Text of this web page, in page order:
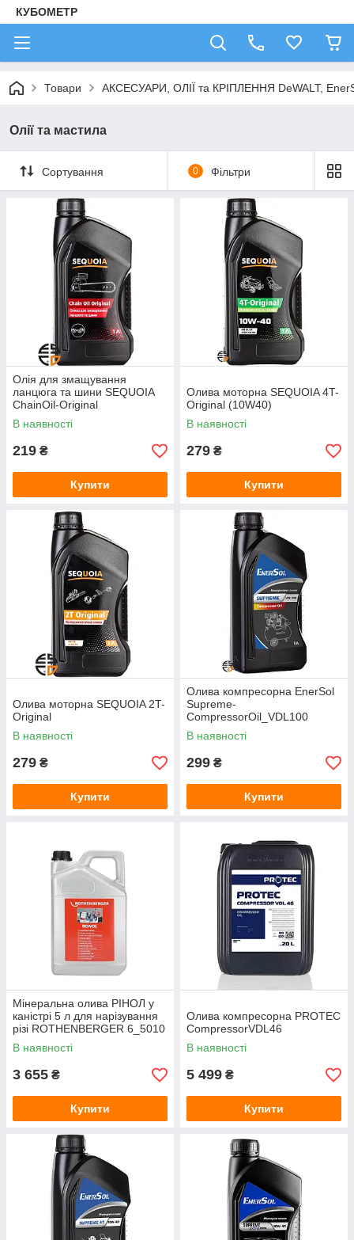
КУБОМЕТР
Товари АКСЕСУАРИ, ОЛІЇ та КРІПЛЕННЯ DeWALT,
Олії та мастила
Сортування 0 Фільтри
Олія для змащування
ланцюга та шини SEQUOIA
ChainOil-Original
В наявності
219 ₴
Купити
Олива моторна SEQUOIA 4T-
Original (10W40)
В наявності
279 ₴
Купити
Олива моторна SEQUOIA 2T-
Original
В наявності
279 ₴
Купити
Олива компресорна EnerSol
Supreme-
CompressorOil_VDL100
В наявності
299 ₴
Купити
Мінеральна олива РІНОЛ у
каністрі 5 л для нарізування
різі ROTHENBERGER 6_5010
В наявності
3 655 ₴
Купити
Олива компресорна PROTEC
CompressorVDL46
В наявності
5 499 ₴
Купити